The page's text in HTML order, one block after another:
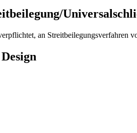
an Streitbeilegungsverfahren